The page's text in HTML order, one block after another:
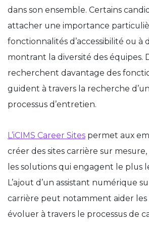
dans son ensemble. Certains
attacher une importance
fonctionnalités d’accessibilité ou à
montrant la diversité des équipes.
recherchent davantage des
guident à travers la recherche
processus d’entretien.
L’iCIMS Career Sites permet aux
créer des sites carrière sur mesure,
les solutions qui engagent le plus
L’ajout d’un assistant numérique
carrière peut notamment aider les
évoluer à travers le processus de